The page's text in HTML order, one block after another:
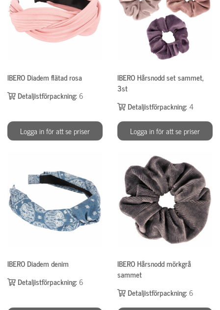
IBERO Diadem flätad rosa
Detaljistförpackning:6
Logga in för att se priser
IBERO Hårsnodd set sammet,
3st
Detaljistförpackning: 4
Logga in för att se priser
IBERO Diadem denim
Detaljistförpackning:6
IBERO Hårsnodd mörkgrå
sammet
Detaljistförpackning:6